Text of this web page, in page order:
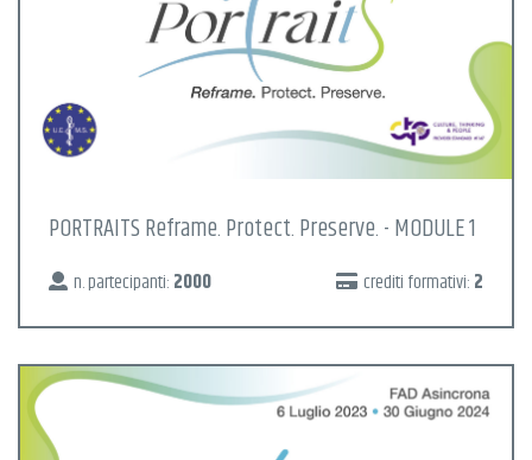
PORTRAITS Reframe. Protect. Preserve. - MODULE 1
n. partecipanti: 2000 crediti formativi: 2